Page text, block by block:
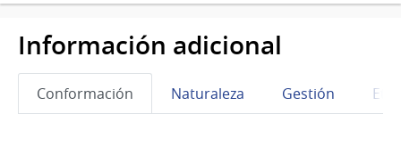
Información adicional
Conformación Naturaleza Gestión